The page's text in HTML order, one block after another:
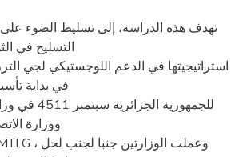
تهدف هذه الدراسة، إلى تسليط الضوء
التسليح في
استراتيجيتها في الدعم اللوجستيكي لجي
في بداية
للجمهورية